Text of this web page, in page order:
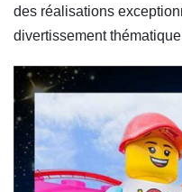
des réalisations
divertissement